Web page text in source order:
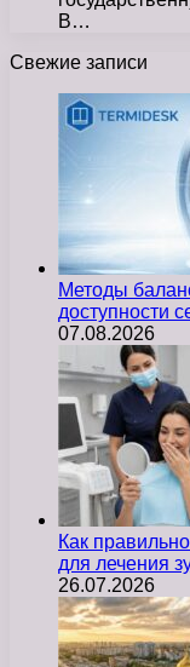
В…
Свежие записи
Методы
доступности
07.08.2026
Как
для лечения
26.07.2026